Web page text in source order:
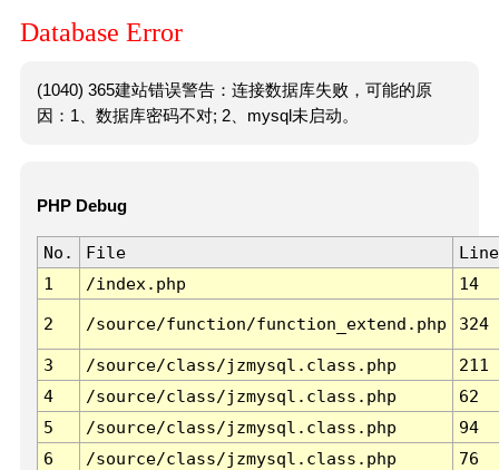
Database Error
(1040) 365建站错误警告：连接数据库失败，可能的原
因：1、数据库密码不对; 2、mysql未启动。
PHP Debug
No. File
Line
1
/index.php 14
2 /source/function/function_extend.php 324
3 /source/class/jzmysql.class.php
211
4
/source/class/jzmysql.class.php
62
5
/source/class/jzmysql.class.php
94
6
/source/class/jzmysql.class.php 76